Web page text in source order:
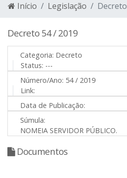
Início Legislação
Decreto 54 / 2019
Categoria: Decreto
Status: ---
Número/Ano: 54 / 2019
Link:
Data de Publicação:
Súmula:
NOMEIA SERVIDOR PÚBLICO.
Documentos